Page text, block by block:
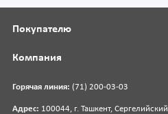
Горячая линия: (71) 200-03-03
Адрес: 100044, г. Ташкент, Сергелийский
Покупателю
Компания